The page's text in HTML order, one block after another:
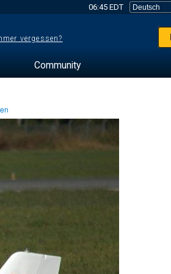
06:45 EDT
vergessen?
Community